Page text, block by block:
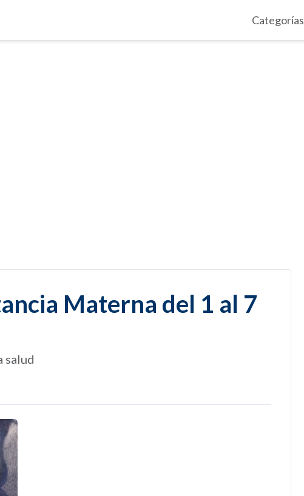
Categorías
Materna del 1 al 7
salud